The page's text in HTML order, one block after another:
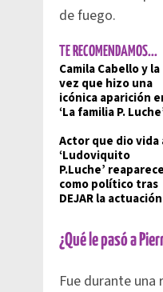
de fuego.
TE RECOMENDAMOS...
Camila Cabello y la
vez que hizo una
icónica aparición
‘La familia P.
Actor que dio vida
‘Ludoviquito
P.Luche’ reaparece
como político tras
DEJAR la actuación
¿Qué le pasó a
Fue durante